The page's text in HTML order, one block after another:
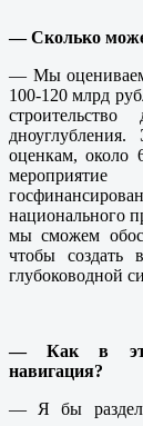
— Сколько
— Мы оцениваем
100-120 млрд
оценкам, около
национального
мы сможем
чтобы создать
глубоководной
— Как в этом
навигация?
— Я бы